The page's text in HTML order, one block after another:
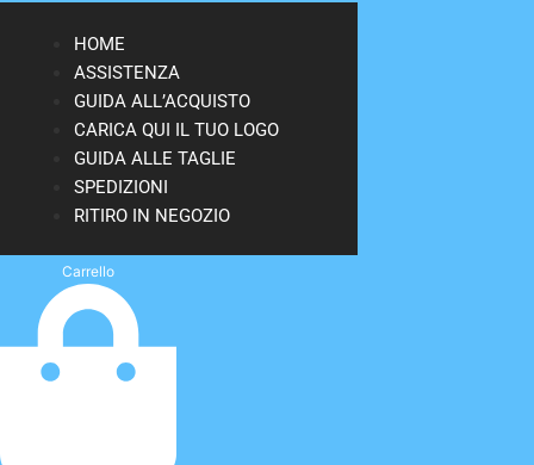
HOME
ASSISTENZA
GUIDA ALL’ACQUISTO
CARICA QUI IL TUO LOGO
GUIDA ALLE TAGLIE
SPEDIZIONI
RITIRO IN NEGOZIO
Carrello